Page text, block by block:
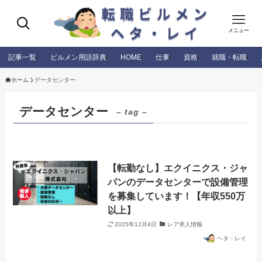
メニュー
記事一覧 ビルメン用語辞典 HOME 仕事 資格 就職・転職
ホーム データセンター
データセンター – tag –
【転勤なし】エクイニクス・ジャ
パンのデータセンターで設備管理
を募集しています！【年収550万
以上】
2025年12月4日 レア求人情報
ヘタ・レイ